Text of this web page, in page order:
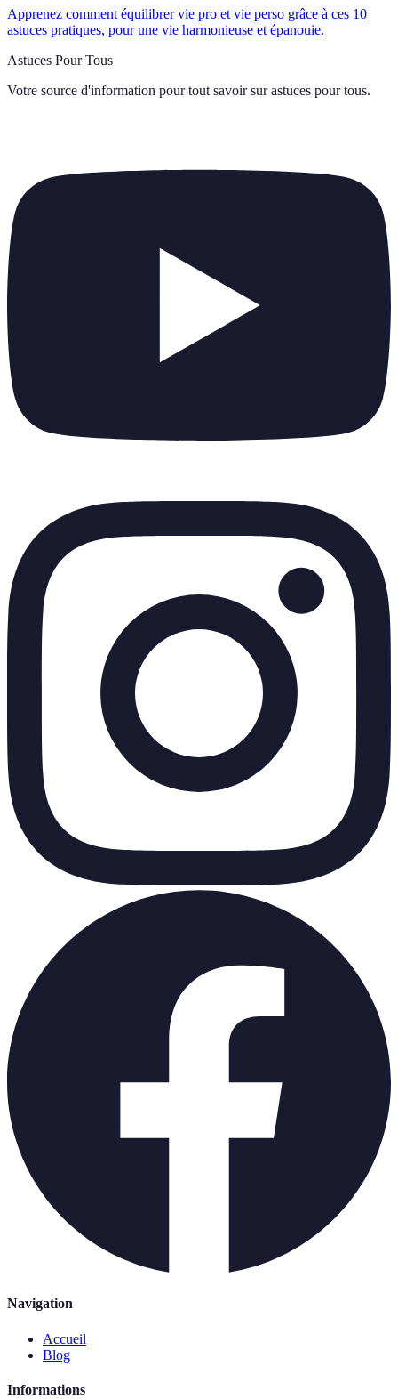
Apprenez comment équilibrer vie pro et vie perso grâce à ces 10
astuces pratiques, pour une vie harmonieuse et épanouie.
Astuces Pour Tous
Votre source d'information pour tout savoir sur astuces pour tous.
Navigation
Accueil
Blog
Informations